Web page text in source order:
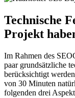
Technische
Projekt
Im Rahmen des
paar grundsätzliche
berücksichtigt
von 30 Minuten
folgenden drei